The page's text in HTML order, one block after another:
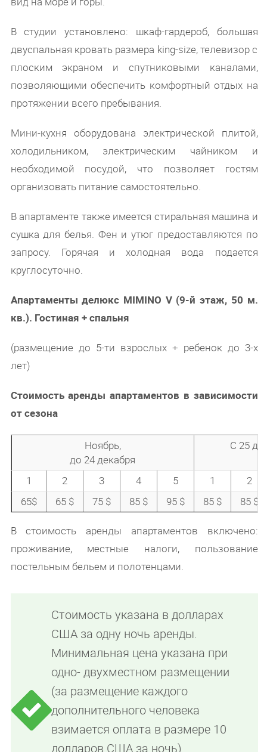
В студии установлено: шкаф-гардероб, большая
двуспальная кровать размера king-size, телевизор с
плоским экраном и спутниковыми каналами,
позволяющими обеспечить комфортный отдых на
протяжении всего пребывания.
Мини-кухня оборудована электрической плитой,
холодильником, электрическим чайником и
необходимой посудой, что позволяет гостям
организовать питание самостоятельно.
В апартаменте также имеется стиральная машина и
сушка для белья. Фен и утюг предоставляются по
запросу. Горячая и холодная вода подается
круглосуточно.
Апартаменты делюкс MIMINO V (9-й этаж, 50 м.
кв.). Гостиная + спальня
(размещение до 5-ти взрослых + ребенок до 3-х
лет)
Стоимость аренды апартаментов в зависимости
от сезона
Ноябрь,
до 24 декабря
С 25
1 2 3 4 5 1
2
65$
65 $ 75 $ 85 $ 95 $ 85 $ 85 $
В стоимость аренды апартаментов включено:
проживание, местные налоги, пользование
постельным бельем и полотенцами.
Стоимость указана в долларах
США за одну ночь аренды.
Минимальная цена указана при
одно- двухместном размещении
(за размещение каждого
дополнительного человека
взимается оплата в размере 10
долларов США за ночь).